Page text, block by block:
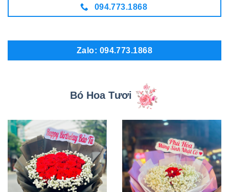
094.773.1868
Zalo: 094.773.1868
Bó Hoa Tươi